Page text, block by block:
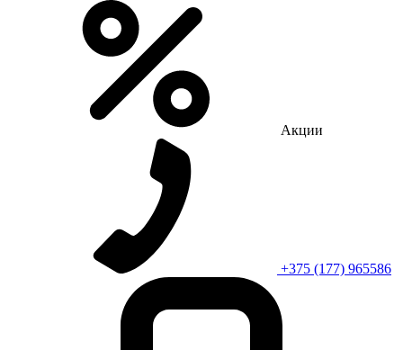
Акции
+375 (177) 965586